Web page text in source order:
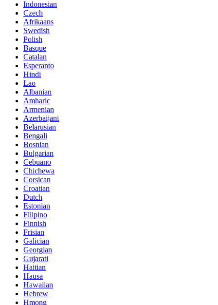
Indonesian
Czech
Afrikaans
Swedish
Polish
Basque
Catalan
Esperanto
Hindi
Lao
Albanian
Amharic
Armenian
Azerbaijani
Belarusian
Bengali
Bosnian
Bulgarian
Cebuano
Chichewa
Corsican
Croatian
Dutch
Estonian
Filipino
Finnish
Frisian
Galician
Georgian
Gujarati
Haitian
Hausa
Hawaiian
Hebrew
Hmong